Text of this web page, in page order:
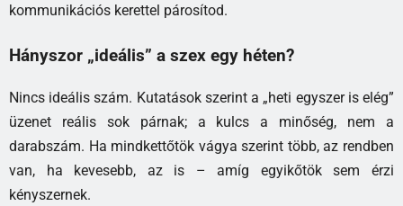
kommunikációs kerettel párosítod.
Hányszor „ideális” a szex egy héten?
Nincs ideális szám. Kutatások szerint a „heti egyszer is elég”
üzenet reális sok párnak; a kulcs a minőség, nem a
darabszám. Ha mindkettőtök vágya szerint több, az rendben
van, ha kevesebb, az is – amíg egyikőtök sem érzi
kényszernek.